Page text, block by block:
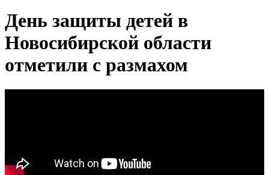
День защиты детей в
Новосибирской области
отметили с размахом